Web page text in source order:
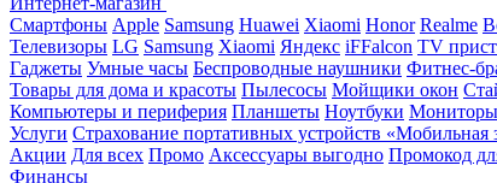
Смартфоны Apple Samsung Huawei Xiaomi Honor Realme
Телевизоры LG Samsung Xiaomi Яндекс iFFalcon TV
Гаджеты Умные часы Беспроводные наушники Фитнес-
Товары для дома и красоты Пылесосы Мойщики окон
Компьютеры и периферия Планшеты Ноутбуки Мониторы
Услуги Страхование портативных устройств «Мобильная
Акции Для всех Промо Аксессуары выгодно Промокод
Финансы